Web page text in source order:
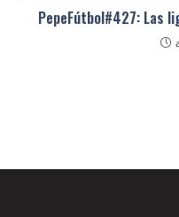
PepeFútbol#427: Las